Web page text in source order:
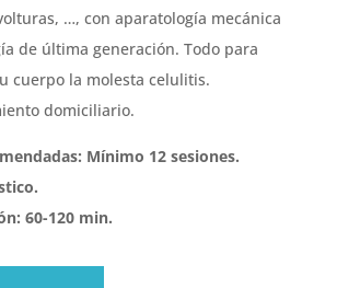
…, con aparatología mecánica
de última generación. Todo para
cuerpo la molesta celulitis.
domiciliario.
Mínimo 12 sesiones.
60-120 min.